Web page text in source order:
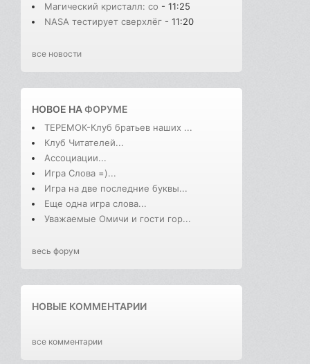
Магический кристалл: со - 11:25
NASA тестирует сверхлёг - 11:20
все новости
НОВОЕ НАФОРУМЕ
ТЕРЕМОК-Клуб братьев наших ...
Клуб Читателей...
Ассоциации...
Игра Слова =)...
Игра на две последние буквы...
Еще одна игра слова...
Уважаемые Омичи и гости гор...
весь форум
НОВЫЕ КОММЕНТАРИИ
все комментарии